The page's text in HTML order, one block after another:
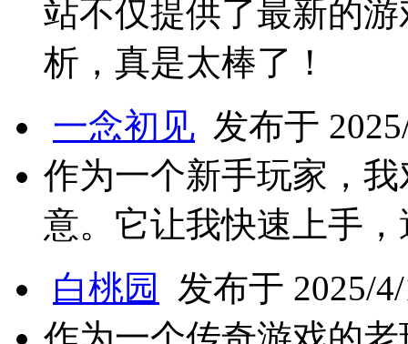
站不仅提供了最新的
析，真是太棒了！
一念初见 发布于
作为一个新手玩家，
意。它让我快速上手
白桃园
发布于 2025/